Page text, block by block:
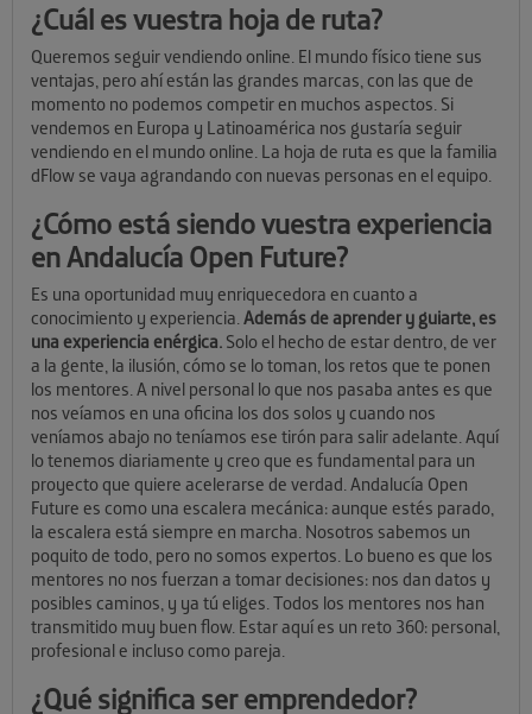
¿Cuál es vuestra hoja de ruta?
Queremos seguir vendiendo online. El mundo físico tiene sus
ventajas, pero ahí están las grandes marcas, con las que de
momento no podemos competir en muchos aspectos. Si
vendemos en Europa y Latinoamérica nos gustaría seguir
vendiendo en el mundo online. La hoja de ruta es que la familia
dFlow se vaya agrandando con nuevas personas en el equipo.
¿Cómo está siendo vuestra experiencia
en Andalucía Open Future?
Es una oportunidad muy enriquecedora en cuanto a
conocimiento y experiencia.Además de aprender y guiarte, es
una experiencia enérgica. Solo el hecho de estar dentro, de ver
a la gente, la ilusión, cómo se lo toman, los retos que te ponen
los mentores. A nivel personal lo que nos pasaba antes es que
nos veíamos en una oficina los dos solos y cuando nos
veníamos abajo no teníamos ese tirón para salir adelante. Aquí
lo tenemos diariamente y creo que es fundamental para un
proyecto que quiere acelerarse de verdad. Andalucía Open
Future es como una escalera mecánica: aunque estés parado,
la escalera está siempre en marcha. Nosotros sabemos un
poquito de todo, pero no somos expertos. Lo bueno es que los
mentores no nos fuerzan a tomar decisiones: nos dan datos y
posibles caminos, y ya tú eliges. Todos los mentores nos han
transmitido muy buen flow. Estar aquí es un reto 360: personal,
profesional e incluso como pareja.
¿Qué significa ser emprendedor?